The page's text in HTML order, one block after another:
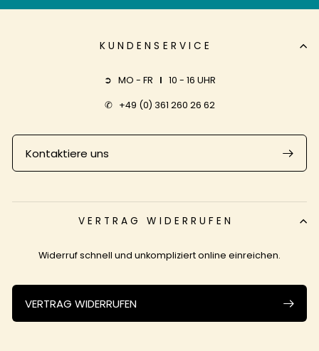
AN
KUNDENSERVICE
➲ MO - FR I 10 - 16 UHR
✆ +49 (0) 361 260 26 62
Kontaktiere uns
VERTRAG WIDERRUFEN
Widerruf schnell und unkompliziert online einreichen.
VERTRAG WIDERRUFEN